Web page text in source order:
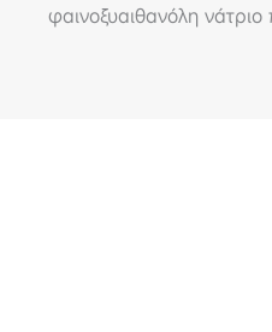
φαινοξυαιθανόλη νάτριο